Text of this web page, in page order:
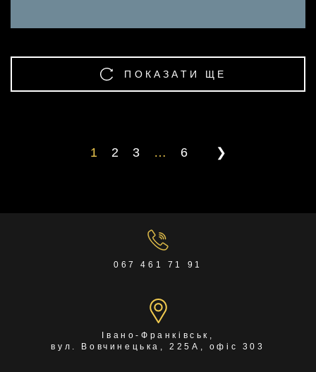
ПОКАЗАТИ ЩЕ
1 2 3 … 6 ❯
067 461 71 91
Івано-Франківськ,
вул. Вовчинецька, 225А, офіс 303